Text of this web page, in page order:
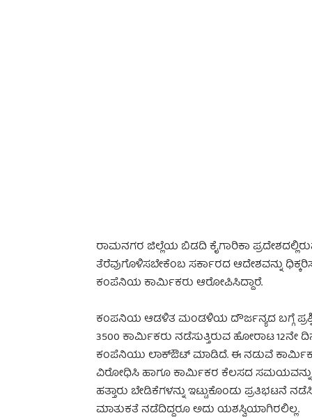
ರಾಮನಗರ ಜಿಲ್ಲೆಯ ಬಿಡದಿ ಕೈಗಾರಿಕಾ
ತೆರೆವುಗೊಳಿಸಬೇಕೆಂಬ ಸರ್ಕಾರದ ಆದೇಶವನ್ನು
ಕಂಪೆನಿಯ ಕಾರ್ಮಿಕರು ಆರೋಪಿಸಿದ್ದಾರೆ.
ಕಂಪನಿಯ ಆಡಳಿತ ಮಂಡಳಿಯ ದೌರ್ಜನ್ಯದ ಬಗ್ಗೆ
3500 ಕಾರ್ಮಿಕರು ನಡೆಸುತ್ತಿರುವ ಹೋರಾಟ 12ನೇ
ಕಂಪೆನಿಯು ಲಾಕ್‌ಔಟ್‌ ಮಾಡಿದೆ. ಈ ನಡುವೆ
ವಿರೋಧಿಸಿ ಹಾಗೂ ಕಾರ್ಮಿಕರ ಕೆಲಸದ ಸಮಯವನ್ನು
ಹತ್ತಾರು ಬೇಡಿಕೆಗಳನ್ನು ಇಟ್ಟುಕೊಂಡು
ಮಾತುಕತೆ ನಡೆದಿದ್ದರೂ ಅದು ಯಶಸ್ವಿಯಾಗಿರಲಿಲ್ಲ.